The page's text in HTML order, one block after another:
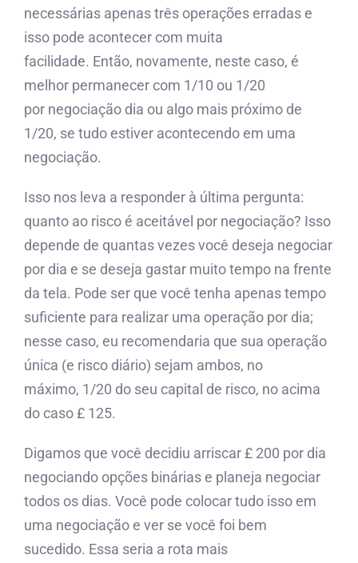
necessárias apenas três operações erradas e
isso pode acontecer com muita
facilidade. Então, novamente, neste caso, é
melhor permanecer com 1/10 ou 1/20
por negociação dia ou algo mais próximo de
1/20, se tudo estiver acontecendo em uma
negociação.
Isso nos leva a responder à última pergunta:
quanto ao risco é aceitável por negociação? Isso
depende de quantas vezes você deseja negociar
por dia e se deseja gastar muito tempo na frente
da tela. Pode ser que você tenha apenas tempo
suficiente para realizar uma operação por dia;
nesse caso, eu recomendaria que sua operação
única (e risco diário) sejam ambos, no
máximo, 1/20 do seu capital de risco, no acima
do caso £ 125.
Digamos que você decidiu arriscar £ 200 por dia
negociando opções binárias e planeja negociar
todos os dias. Você pode colocar tudo isso em
uma negociação e ver se você foi bem
sucedido. Essa seria a rota mais